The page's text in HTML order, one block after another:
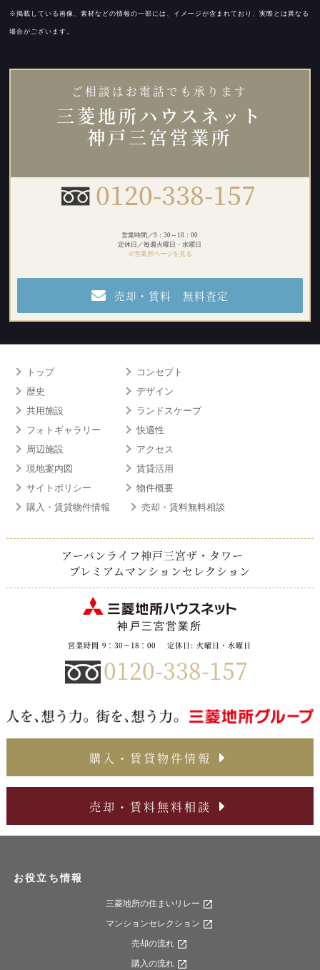
※掲載している画像、素材などの情報の一部には、イメージが含まれており、実際とは異なる
場合がございます。
ご相談はお電話でも承ります
三菱地所ハウスネット
神戸三宮営業所
0120-338-157
営業時間／9：30～18：00
定休日／毎週火曜日・水曜日
※営業所ページを見る
売却・賃料 無料査定
トップ
コンセプト
歴史
デザイン
共用施設
ランドスケープ
フォトギャラリー
快適性
周辺施設
アクセス
現地案内図
賃貸活用
サイトポリシー
物件概要
購入・賃貸物件情報
売却・賃料無料相談
アーバンライフ神戸三宮ザ・タワー
プレミアムマンションセレクション
神戸三宮営業所
営業時間 9：30～18：00 定休日: 火曜日・水曜日
0120-338-157
購入・賃貸物件情報
売却・賃料無料相談
お役立ち情報
三菱地所の住まいリレー
マンションセレクション
売却の流れ
購入の流れ